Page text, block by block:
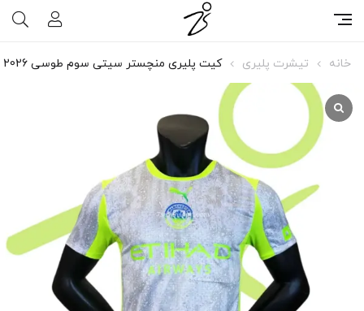
خانه تیشرت پلیری کیت پلیری منچستر سیتی سوم طوسی 2026